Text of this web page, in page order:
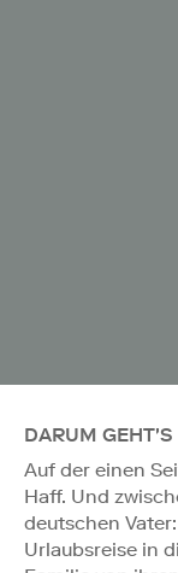
DARUM GEHT'S
Auf der einen
Haff. Und
deutschen
Urlaubsreise in